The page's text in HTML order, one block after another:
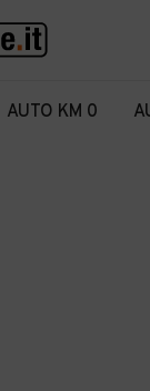
AUTO KM 0